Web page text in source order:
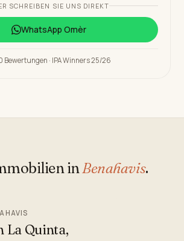
SCHREIBEN SIE UNS DIREKT
WhatsApp Omèr
Bewertungen · IPA Winners 25/26
in Benahavis.
La Quinta,